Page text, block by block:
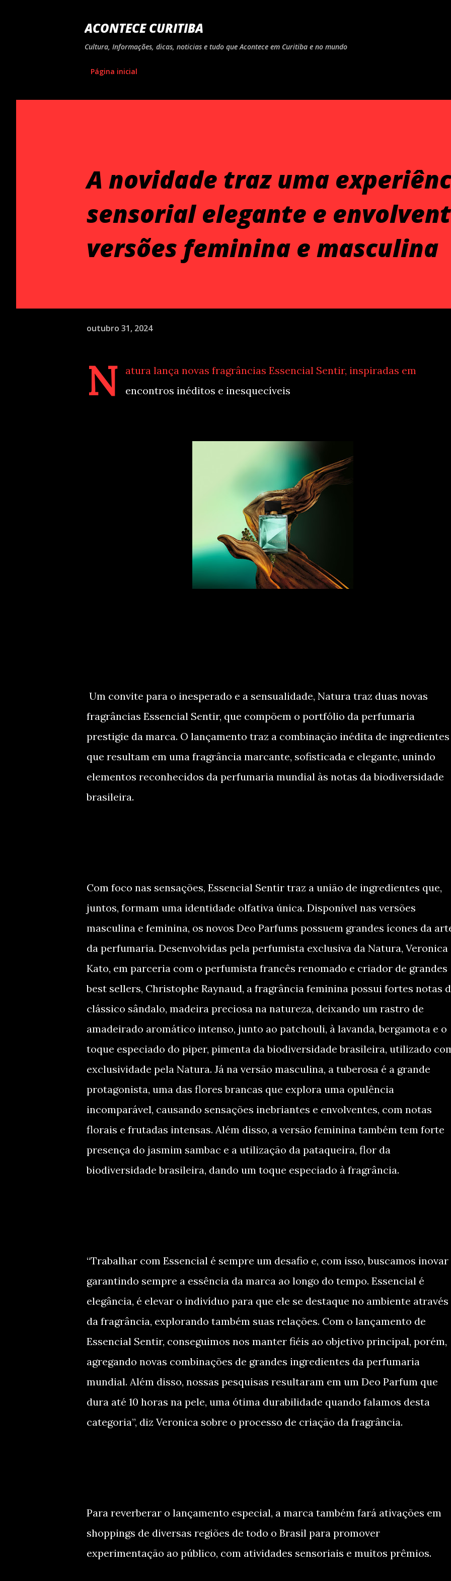
ACONTECE CURITIBA
Cultura, Informações, dicas, noticias e tudo que Acontece em Curitiba e no mundo
Página inicial
A novidade traz uma
sensorial elegante e
versões feminina e masculina
outubro 31, 2024
N
atura lança novas fragrâncias Essencial Sentir, inspiradas em
encontros inéditos e inesquecíveis
Um convite para o inesperado e a sensualidade, Natura traz duas novas
fragrâncias Essencial Sentir, que compõem o portfólio da perfumaria
prestigie da marca. O lançamento traz a combinação inédita de ingredientes
que resultam em uma fragrância marcante, sofisticada e elegante, unindo
elementos reconhecidos da perfumaria mundial às notas da biodiversidade
brasileira.
Com foco nas sensações, Essencial Sentir traz a união de ingredientes que,
juntos, formam uma identidade olfativa única. Disponível nas versões
masculina e feminina, os novos Deo Parfums possuem grandes ícones da
da perfumaria. Desenvolvidas pela perfumista exclusiva da Natura, Veronica
Kato, em parceria com o perfumista francês renomado e criador de grandes
best sellers, Christophe Raynaud, a fragrância feminina possui fortes notas
clássico sândalo, madeira preciosa na natureza, deixando um rastro de
amadeirado aromático intenso, junto ao patchouli, à lavanda, bergamota e o
toque especiado do piper, pimenta da biodiversidade brasileira, utilizado
exclusividade pela Natura. Já na versão masculina, a tuberosa é a grande
protagonista, uma das flores brancas que explora uma opulência
incomparável, causando sensações inebriantes e envolventes, com notas
florais e frutadas intensas. Além disso, a versão feminina também tem forte
presença do jasmim sambac e a utilização da pataqueira, flor da
biodiversidade brasileira, dando um toque especiado à fragrância.
“Trabalhar com Essencial é sempre um desafio e, com isso, buscamos inovar
garantindo sempre a essência da marca ao longo do tempo. Essencial é
elegância, é elevar o indivíduo para que ele se destaque no ambiente através
da fragrância, explorando também suas relações. Com o lançamento de
Essencial Sentir, conseguimos nos manter fiéis ao objetivo principal, porém,
agregando novas combinações de grandes ingredientes da perfumaria
mundial. Além disso, nossas pesquisas resultaram em um Deo Parfum que
dura até 10 horas na pele, uma ótima durabilidade quando falamos desta
categoria”, diz Veronica sobre o processo de criação da fragrância.
Para reverberar o lançamento especial, a marca também fará ativações em
shoppings de diversas regiões de todo o Brasil para promover
experimentação ao público, com atividades sensoriais e muitos prêmios.